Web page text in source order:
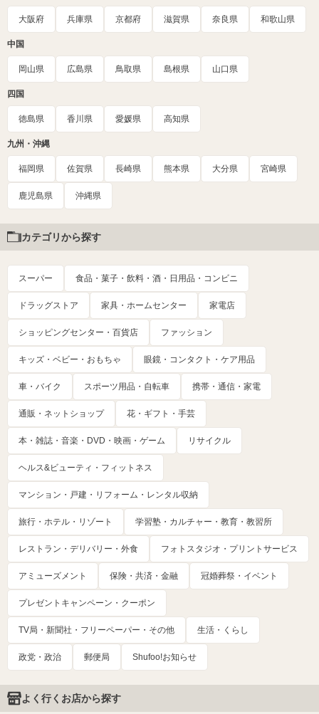
大阪府 兵庫県 京都府 滋賀県 奈良県 和歌山県
中国
岡山県 広島県 鳥取県 島根県 山口県
四国
徳島県 香川県 愛媛県 高知県
九州・沖縄
福岡県 佐賀県 長崎県 熊本県 大分県 宮崎県
鹿児島県 沖縄県
カテゴリから探す
スーパー 食品・菓子・飲料・酒・日用品・コンビニ
ドラッグストア 家具・ホームセンター 家電店
ショッピングセンター・百貨店 ファッション
キッズ・ベビー・おもちゃ 眼鏡・コンタクト・ケア用品
車・バイク スポーツ用品・自転車 携帯・通信・家電
通販・ネットショップ 花・ギフト・手芸
本・雑誌・音楽・DVD・映画・ゲーム リサイクル
ヘルス&ビューティ・フィットネス
マンション・戸建・リフォーム・レンタル収納
旅行・ホテル・リゾート 学習塾・カルチャー・教育・教習所
レストラン・デリバリー・外食 フォトスタジオ・プリントサービス
アミューズメント 保険・共済・金融 冠婚葬祭・イベント
プレゼントキャンペーン・クーポン
TV局・新聞社・フリーペーパー・その他 生活・くらし
政党・政治 郵便局 Shufoo!お知らせ
よく行くお店から探す